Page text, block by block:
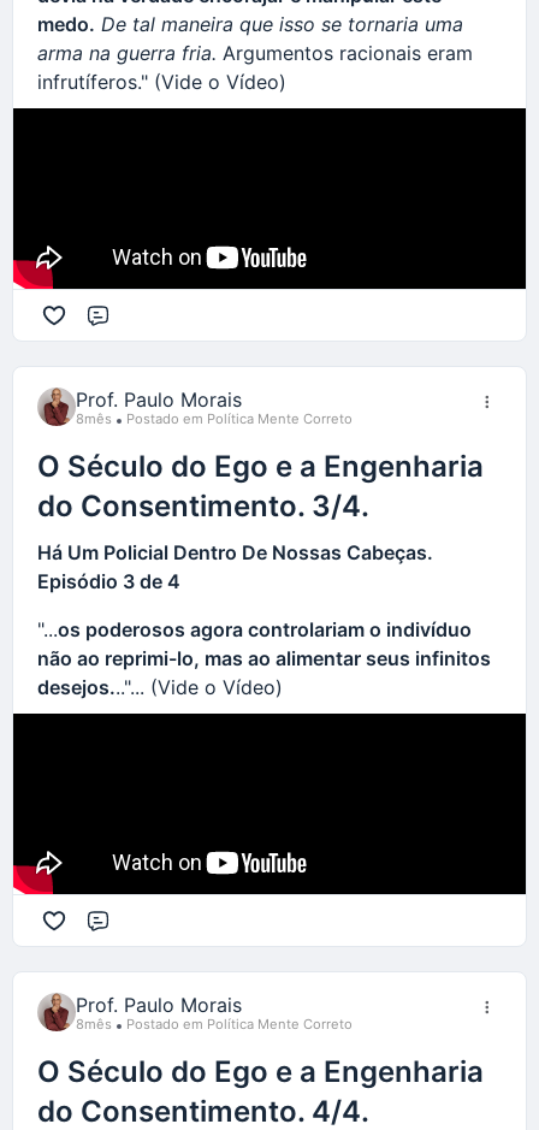
informação recebida, sempre cheque o conteúdo
em várias fontes diferentes que sejam confiáveis.
A limpeza da corrupção do alto escalão político
Estados Unidos.
Como foi o autoconsumo criado, por quem, e com
que interesses? Quem inventou as relações
públicas?
medo. De tal maneira que isso se tornaria uma
arma na guerra fria. Argumentos racionais eram
infrutíferos." (Vide o Vídeo)
Prof. Paulo Morais
8mês Postado em Política Mente Correto
O Século do Ego e a Engenharia
do Consentimento. 3/4.
Há Um Policial Dentro De Nossas Cabeças.
Episódio 3 de 4
"...os poderosos agora controlariam o indivíduo
não ao reprimi-lo, mas ao alimentar seus infinitos
desejos..."... (Vide o Vídeo)
Prof. Paulo Morais
8mês Postado em Política Mente Correto
O Século do Ego e a Engenharia
do Consentimento. 4/4.